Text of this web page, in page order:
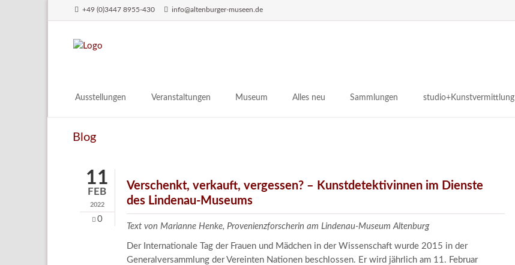
+49 (0)3447 8955-430 info@altenburger-museen.de
Ausstellungen
Aktuell
Veranstaltungen Museum
Digitales
Team
Publikationen
Alles neu
Länderübergreifende kulturtouristische Ziele
Sammlungen
Malerei 17.–19. Jh.
Restaurierung
studio+Kunstvermittlung
Angebote für Erwachsene
Blog
11
FEB
2022
0
Verschenkt, verkauft, vergessen? – Kunstdetektivinnen im Dienste
des Lindenau-Museums
Text von Marianne Henke, Provenienzforscherin am Lindenau-Museum Altenburg
Der Internationale Tag der Frauen und Mädchen in der Wissenschaft wurde 2015 in der
Generalversammlung der Vereinten Nationen beschlossen. Er wird jährlich am 11. Februar